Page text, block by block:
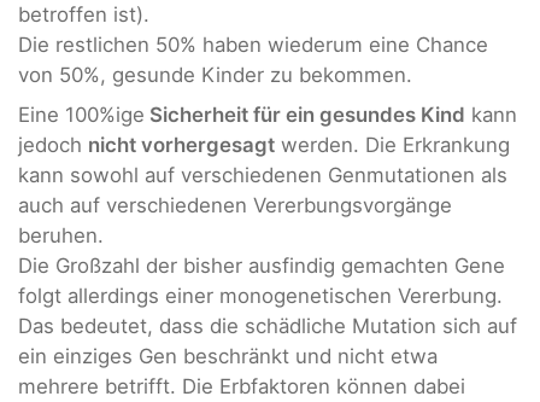
betroffen ist).
Die restlichen 50% haben wiederum eine Chance
von 50%, gesunde Kinder zu bekommen.
Eine 100%ige Sicherheit für ein gesundes Kind kann
jedoch nicht vorhergesagt werden. Die Erkrankung
kann sowohl auf verschiedenen Genmutationen als
auch auf verschiedenen Vererbungsvorgänge
beruhen.
Die Großzahl der bisher ausfindig gemachten Gene
folgt allerdings einer monogenetischen Vererbung.
Das bedeutet, dass die schädliche Mutation sich auf
ein einziges Gen beschränkt und nicht etwa
mehrere betrifft. Die Erbfaktoren können dabei